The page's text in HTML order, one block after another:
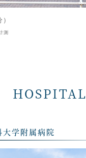
測
HOSPITAL
学附属病院